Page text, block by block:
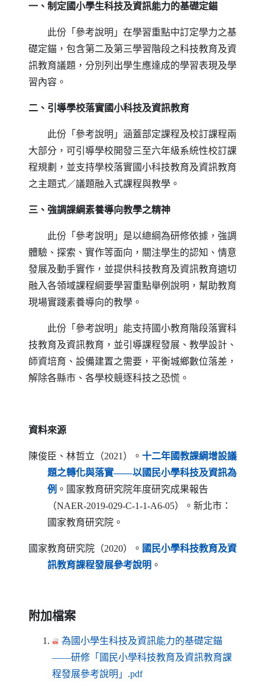
一、制定國小學生科技及資訊能力的基礎定錨
此份「參考說明」在學習重點中訂定學力之基
礎定錨，包含第二及第三學習階段之科技教育及資
訊教育議題，分別列出學生應達成的學習表現及學
習內容。
二、引導學校落實國小科技及資訊教育
此份「參考說明」涵蓋部定課程及校訂課程兩
大部分，可引導學校開發三至六年級系統性校訂課
程規劃，並支持學校落實國小科技教育及資訊教育
之主題式／議題融入式課程與教學。
三、強調課綱素養導向教學之精神
此份「參考說明」是以總綱為研修依據，強調
體驗、探索、實作等面向，關注學生的認知、情意
發展及動手實作，並提供科技教育及資訊教育適切
融入各領域課程綱要學習重點舉例說明，幫助教育
現場實踐素養導向的教學。
此份「參考說明」能支持國小教育階段落實科
技教育及資訊教育，並引導課程發展、教學設計、
師資培育、設備建置之需要，平衡城鄉數位落差，
解除各縣市、各學校競逐科技之恐慌。
資料來源
陳俊臣、林哲立（2021）。 十二年國教課綱增設議
題之轉化與落實——以國民小學科技及資訊為
例
（另開新視窗）
。國家教育研究院年度研究成果報告
（NAER-2019-029-C-1-1-A6-05）。新北市：
國家教育研究院。
國家教育研究院（2020）。 國民小學科技教育及資
訊教育課程發展參考說明（另開新視窗）
。
附加檔案
為國小學生科技及資訊能力的基礎定錨
——研修「國民小學科技教育及資訊教育課
程發展參考說明」.pdf（另開新視窗）